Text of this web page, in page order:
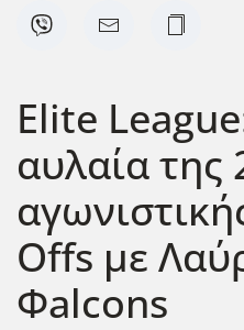
Elite
αυλαία της
Offs με
Φalcons